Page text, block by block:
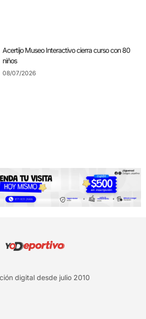
Acertijo Museo Interactivo cierra curso con 80
niños
08/07/2026
digital desde julio 2010